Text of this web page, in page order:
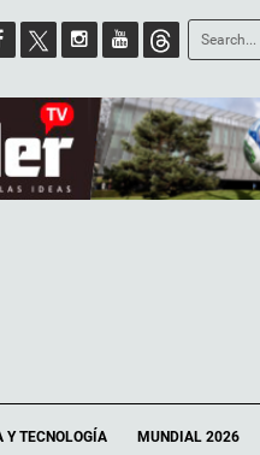
Y TECNOLOGÍA MUNDIAL 2026